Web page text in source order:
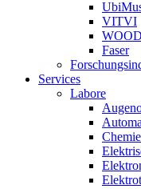
VITVI
Faser
Services
Labore
Chemie